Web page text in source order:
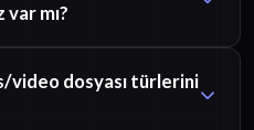
mı?
video dosyası türlerini